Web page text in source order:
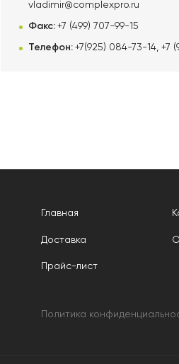
vladimir@complexpro.ru
Факс: +7 (499) 707-99-15
Телефон: +7(925) 084-73-14 ,+7
Главная
Доставка
Прайс-лист
Политика